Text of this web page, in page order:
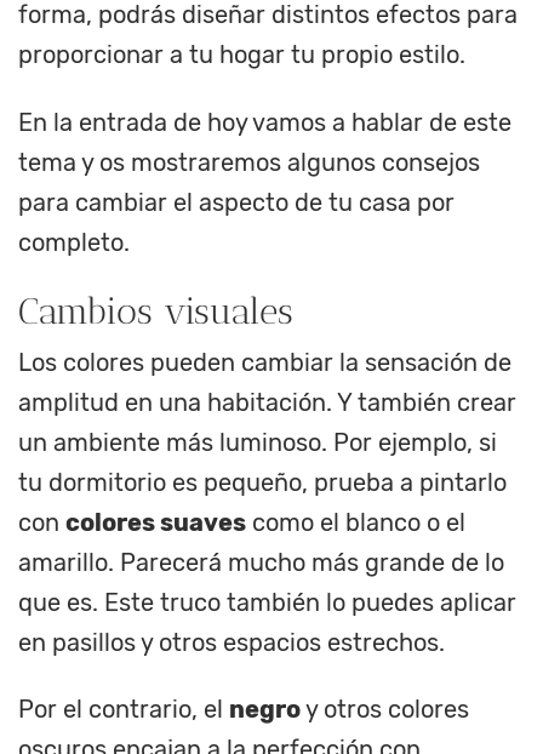
forma, podrás diseñar distintos efectos para
proporcionar a tu hogar tu propio estilo.
En la entrada de hoy vamos a hablar de este
tema y os mostraremos algunos consejos
para cambiar el aspecto de tu casa por
completo.
Cambios visuales
Los colores pueden cambiar la sensación de
amplitud en una habitación. Y también crear
un ambiente más luminoso. Por ejemplo, si
tu dormitorio es pequeño, prueba a pintarlo
con colores suaves como el blanco o el
amarillo. Parecerá mucho más grande de lo
que es. Este truco también lo puedes aplicar
en pasillos y otros espacios estrechos.
Por el contrario, el negroy otros colores